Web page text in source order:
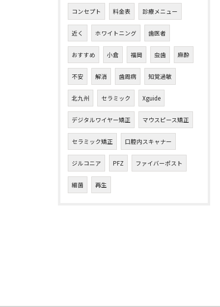
コンセプト 料金表 診療メニュー
近く ホワイトニング 歯医者
おすすめ 小倉 福岡 虫歯 麻酔
不安 解消 歯周病 知覚過敏
北九州 セラミック Xguide
デジタルワイヤー矯正 マウスピース矯正
セラミック矯正 口腔内スキャナー
ジルコニア PFZ ファイバーポスト
細菌 再生